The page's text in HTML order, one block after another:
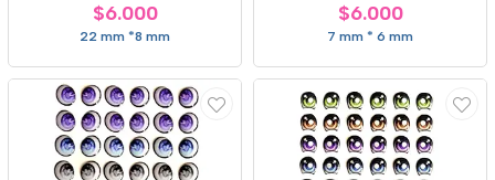
$6.000
22 mm *8 mm
$6.000
7 mm * 6 mm